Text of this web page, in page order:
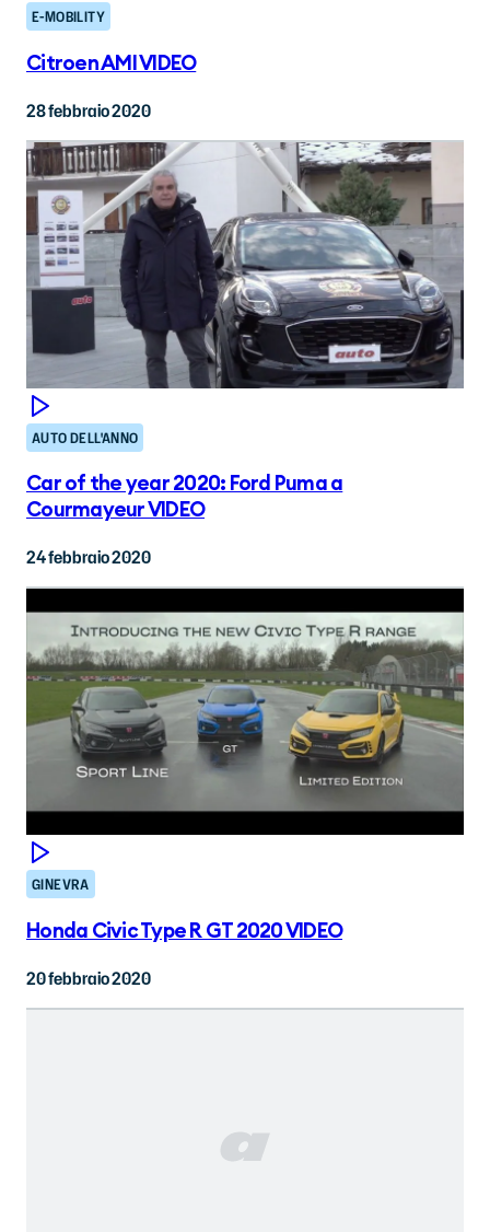
E-MOBILITY
Citroen AMI VIDEO
28 febbraio 2020
AUTO DELL'ANNO
Car of the year 2020: Ford Puma a
Courmayeur VIDEO
24 febbraio 2020
GINEVRA
Honda Civic Type R GT 2020 VIDEO
20 febbraio 2020